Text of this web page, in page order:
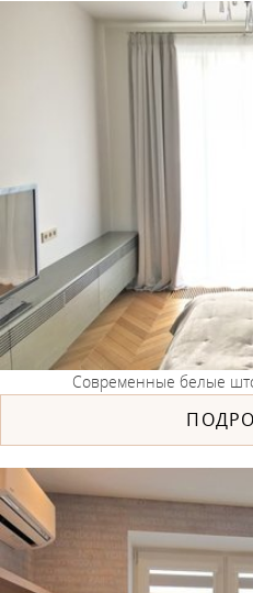
Современные белые